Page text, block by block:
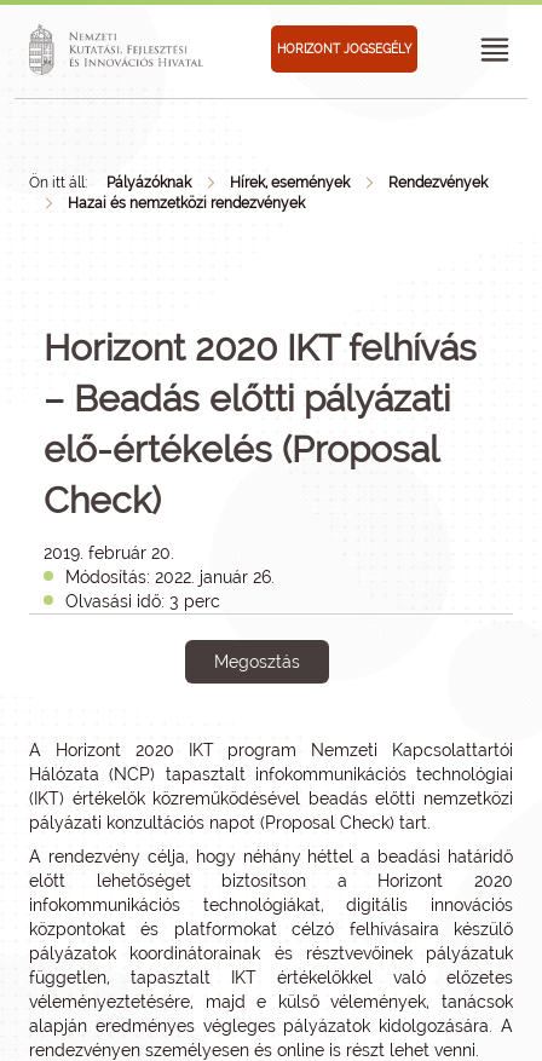
HORIZONT JOGSEGÉLY
Ön itt áll: Pályázóknak Hírek, események
Rendezvények
Hazai és nemzetközi rendezvények
Horizont 2020 IKT felhívás
– Beadás előtti pályázati
elő-értékelés (Proposal
Check)
2019. február 20.
Módosítás: 2022. január 26.
Olvasási idő: 3 perc
Megosztás
A Horizont 2020 IKT program Nemzeti Kapcsolattartói
Hálózata (NCP) tapasztalt infokommunikációs technológiai
(IKT) értékelők közreműködésével beadás előtti nemzetközi
pályázati konzultációs napot (Proposal Check) tart.
A rendezvény célja, hogy néhány héttel a beadási határidő
előtt lehetőséget biztosítson a Horizont 2020
infokommunikációs technológiákat, digitális innovációs
központokat és platformokat célzó felhívásaira készülő
pályázatok koordinátorainak és résztvevőinek pályázatuk
független, tapasztalt IKT értékelőkkel való előzetes
véleményeztetésére, majd e külső vélemények, tanácsok
alapján eredményes végleges pályázatok kidolgozására. A
rendezvényen személyesen és online is részt lehet venni.